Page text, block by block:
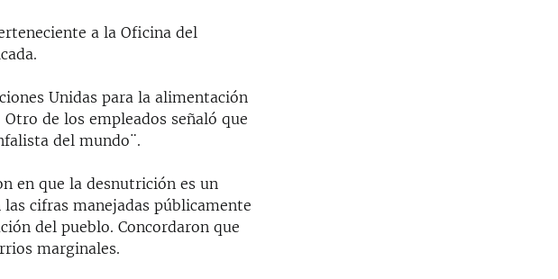
a la Oficina del
Unidas para la alimentación
de los empleados señaló que
del mundo¨.
en que la desnutrición es un
cifras manejadas públicamente
del pueblo. Concordaron que
marginales.